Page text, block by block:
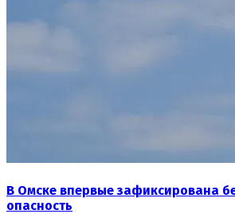
В Омске впервые зафиксирована
опасность